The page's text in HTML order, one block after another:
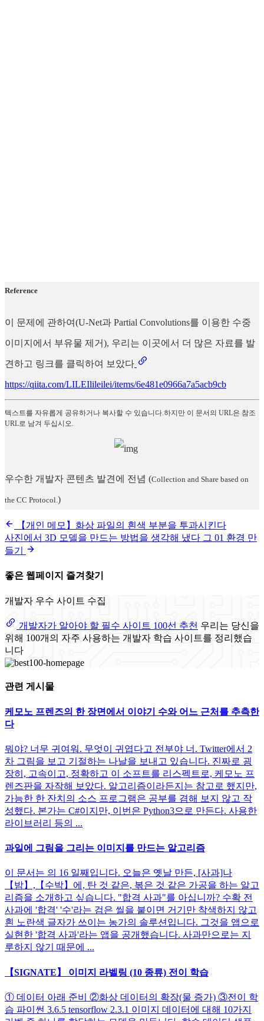
Reference
이 문제에 관하여(U-Net과 Partial Convolutions를 이용한 수중
이미지에서 부유물 제거), 우리는 이곳에서 더 많은 자료를 발
견하고 링크를 클릭하여 보았다
https://qiita.com/LILEIlileilei/items/6e481e0966a7a5acb9cb
텍스트를 자유롭게 공유하거나 복사할 수 있습니다.하지만 이 문서의 URL은 참조
URL로 남겨 두십시오.
우수한 개발자 콘텐츠 발견에 전념 (Collection and Share based on
the CC Protocol.)
【개인 메모】화상 파일의 흰색 부분을 투과시킨다
사진에서 3D 모델을 만드는 방법을 생각해 냈다 그 01 환경 만
들기
좋은 웹페이지 즐겨찾기
개발자 우수 사이트 수집
개발자가 알아야 할 필수 사이트 100선 추천 우리는 당신을
위해 100개의 자주 사용하는 개발자 학습 사이트를 정리했습
니다
관련 게시물
케모노 프렌즈의 한 장면에서 이야기 수와 어느 근처를 추측한
다
뭐야? 너무 귀여워. 무엇이 귀엽다고 전부야 너. Twitter에서 2
차 그림을 보고 기절하는 나날을 보내고 있습니다. 진짜로 굉
장히, 고속이고, 정확하고 이 소프트를 리스펙트로, 케모노 프
렌즈판을 자작해 보았다. 알고리즘이라든지는 참고로 했지만,
가능한 한 잔치의 소스 프로그램은 공부를 겸해 보지 않고 작
성했다. 본가는 C#이지만, 이번은 Python3으로 만든다. 사용한
라이브러리 등의 ...
과일에 그림을 그리는 이미지를 만드는 알고리즘
이 문서는 의 16 일째입니다. 오늘은 옛날 만든, [사과]나
【밤】,【수박】에, 탄 것 같은, 볶은 것 같은 가공을 하는 알고
리즘을 소개하고 싶습니다. "합격 사과"를 아십니까? 수확 전
사과에 '합격' '수'라는 검은 씰을 붙이면 거기만 착색하지 않고
흰 노란색 글자가 쓰이는 농가의 솔루션입니다. 그것을 앱으로
실현한 '합격 사과'라는 앱을 공개했습니다. 사과만으로는 지
루하지 않기 때문에 ...
【SIGNATE】 이미지 라벨링 (10 종류) 전이 학습
① 데이터 아래 준비 ②화상 데이터의 확장(물 증가) ③전이 학
습 파이썬 3.6.5 tensorflow 2.3.1 이미지 데이터에 대해 10가지